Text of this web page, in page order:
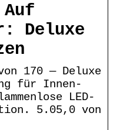
Deluxe
170 — Deluxe
für Innen-
LED-
5.05,0 von